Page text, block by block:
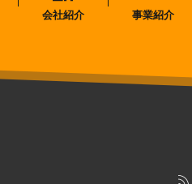
会社紹介 事業紹介